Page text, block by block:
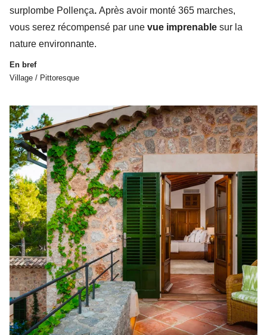
surplombe Pollença. Après avoir monté 365 marches,
vous serez récompensé par une vue imprenable sur la
nature environnante.
En bref
Village / Pittoresque